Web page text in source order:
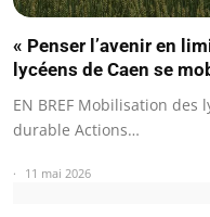
« Penser l’avenir en
lycéens de Caen se
EN BREF Mobilisation
durable Actions…
11 mai 2026